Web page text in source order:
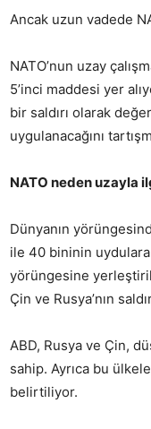
Ancak uzun vadede
NATO’nun uzay
5’inci maddesi yer
bir saldırı olarak
uygulanacağını
NATO neden uzayla
Dünyanın
ile 40 bininin
yörüngesine
Çin ve Rusya’nın
ABD, Rusya ve Çin,
sahip. Ayrıca bu
belirtiliyor.